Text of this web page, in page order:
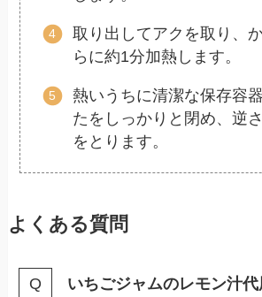
取り出してアクを取り、
らに約1分加熱します。
熱いうちに清潔な保存容
たをしっかりと閉め、逆
をとります。
よくある質問
いちごジャムのレモン汁